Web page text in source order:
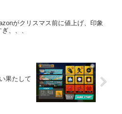
がクリスマス前に値上げ、印象
、、、
果たして